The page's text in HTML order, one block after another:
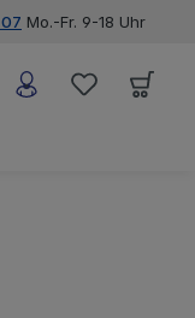
Mo.-Fr. 9-18 Uhr